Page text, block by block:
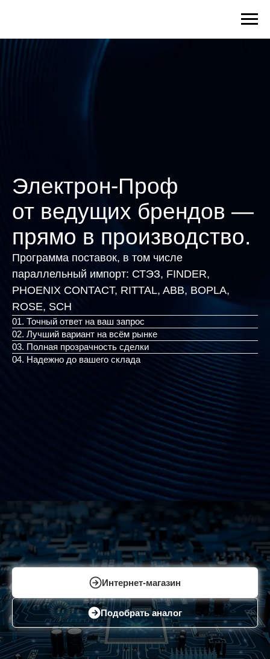
Электрон-Проф
от ведущих брендов —
прямо в производство.
Программа поставок, в том числе
параллельный импорт:
СТЭЗ, FINDER,
PHOENIX CONTACT, RITTAL, ABB, BOPL|
01. Точный ответ на ваш запрос
02. Лучший вариант на всём рынке
03. Полная прозрачность сделки
04. Надежно до вашего склада
Интернет-магазин
Подобрать аналог